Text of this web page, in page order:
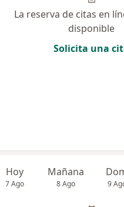
La reserva de citas en
disponible
Solicita una
Hoy
7 Ago
Mañana
8 Ago 9